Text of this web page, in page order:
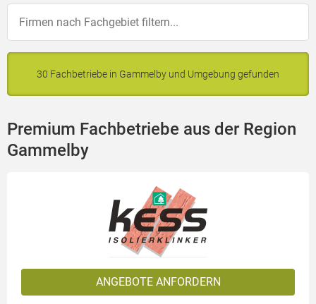
30 Fachbetriebe in Gammelby und Umgebung gefunden
Premium Fachbetriebe aus der Region
Gammelby
ANGEBOTE ANFORDERN